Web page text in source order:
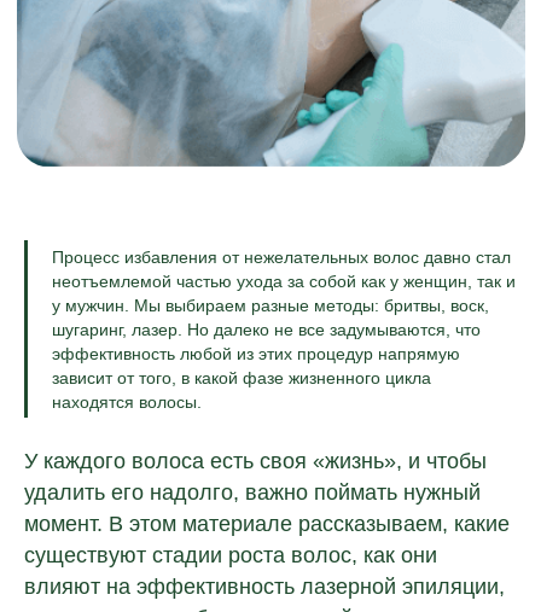
Процесс избавления от нежелательных волос давно стал
неотъемлемой частью ухода за собой как у женщин, так и
у мужчин. Мы выбираем разные методы: бритвы, воск,
шугаринг, лазер. Но далеко не все задумываются, что
эффективность любой из этих процедур напрямую
зависит от того, в какой фазе жизненного цикла
находятся волосы.
У каждого волоса есть своя «жизнь», и чтобы
удалить его надолго, важно поймать нужный
момент. В этом материале рассказываем, какие
существуют стадии роста волос, как они
влияют на эффективность лазерной эпиляции,